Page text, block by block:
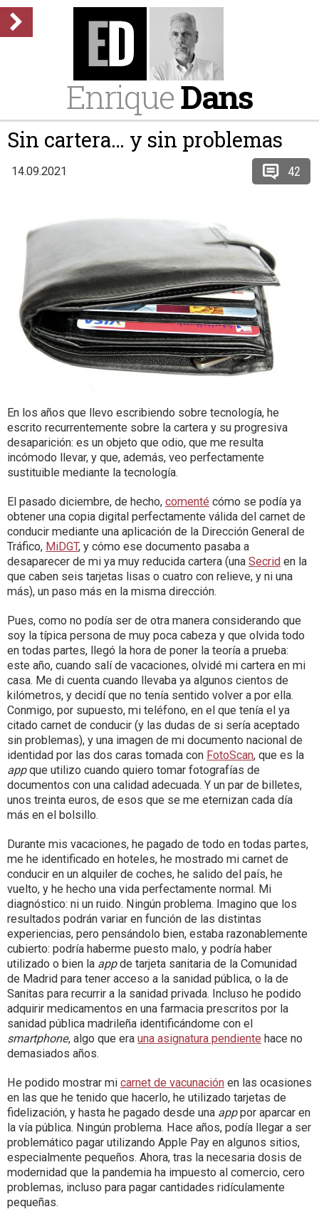
EnriqueDans
Sin cartera… y sin problemas
14.09.2021 42
En los años que llevo escribiendo sobre tecnología, he
escrito recurrentemente sobre la cartera y su progresiva
desaparición: es un objeto que odio, que me resulta
incómodo llevar, y que, además, veo perfectamente
sustituible mediante la tecnología.
El pasado diciembre, de hecho, comenté cómo se podía ya
obtener una copia digital perfectamente válida del carnet de
conducir mediante una aplicación de la Dirección General de
Tráfico, MiDGT, y cómo ese documento pasaba a
desaparecer de mi ya muy reducida cartera (una Secrid en la
que caben seis tarjetas lisas o cuatro con relieve, y ni una
más), un paso más en la misma dirección.
Pues, como no podía ser de otra manera considerando que
soy la típica persona de muy poca cabeza y que olvida todo
en todas partes, llegó la hora de poner la teoría a prueba:
este año, cuando salí de vacaciones, olvidé mi cartera en mi
casa. Me di cuenta cuando llevaba ya algunos cientos de
kilómetros, y decidí que no tenía sentido volver a por ella.
Conmigo, por supuesto, mi teléfono, en el que tenía el ya
citado carnet de conducir (y las dudas de si sería aceptado
sin problemas), y una imagen de mi documento nacional de
identidad por las dos caras tomada con FotoScan, que es la
appque utilizo cuando quiero tomar fotografías de
documentos con una calidad adecuada. Y un par de billetes,
unos treinta euros, de esos que se me eternizan cada día
más en el bolsillo.
Durante mis vacaciones, he pagado de todo en todas partes,
me he identificado en hoteles, he mostrado mi carnet de
conducir en un alquiler de coches, he salido del país, he
vuelto, y he hecho una vida perfectamente normal. Mi
diagnóstico: ni un ruido. Ningún problema. Imagino que los
resultados podrán variar en función de las distintas
experiencias, pero pensándolo bien, estaba razonablemente
cubierto: podría haberme puesto malo, y podría haber
utilizado o bien la appde tarjeta sanitaria de la Comunidad
de Madrid para tener acceso a la sanidad pública, o la de
Sanitas para recurrir a la sanidad privada. Incluso he podido
adquirir medicamentos en una farmacia prescritos por la
sanidad pública madrileña identificándome con el
smartphone, algo que era una asignatura pendiente hace no
demasiados años.
He podido mostrar mi carnet de vacunación en las ocasiones
en las que he tenido que hacerlo, he utilizado tarjetas de
fidelización, y hasta he pagado desde una apppor aparcar en
la vía pública. Ningún problema. Hace años, podía llegar a ser
problemático pagar utilizando Apple Pay en algunos sitios,
especialmente pequeños. Ahora, tras la necesaria dosis de
modernidad que la pandemia ha impuesto al comercio, cero
problemas, incluso para pagar cantidades ridículamente
pequeñas.